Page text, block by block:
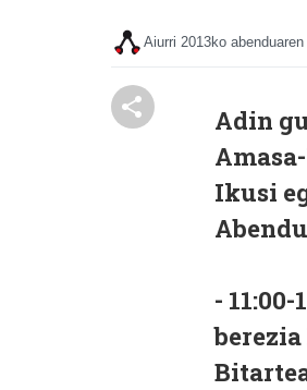
Aiurri 2013ko abenduaren
Adin
Ikusi
-